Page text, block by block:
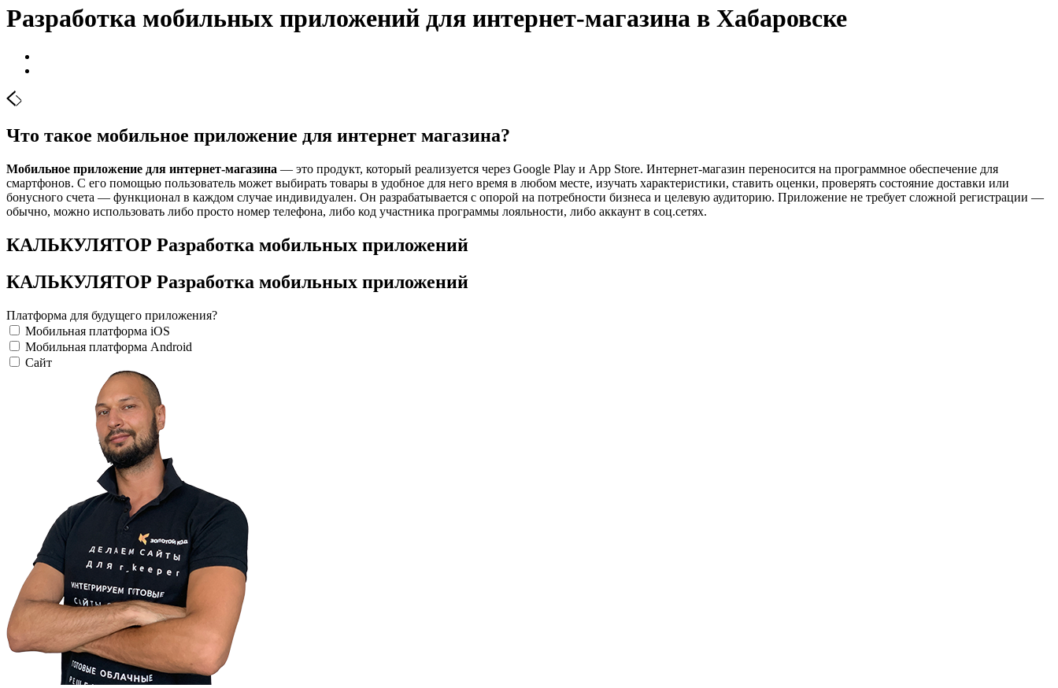
Разработка мобильных приложений для интернет-магазина в Хабаровске
Что такое мобильное приложение для интернет магазина?
Мобильное приложение для интернет-магазина — это продукт, который реализуется через Google Play и App Store. Интернет-магазин переносится на программное обеспечение для
смартфонов. С его помощью пользователь может выбирать товары в удобное для него время в любом месте, изучать характеристики, ставить оценки, проверять состояние доставки или
бонусного счета — функционал в каждом случае индивидуален. Он разрабатывается с опорой на потребности бизнеса и целевую аудиторию. Приложение не требует сложной регистрации —
обычно, можно использовать либо просто номер телефона, либо код участника программы лояльности, либо аккаунт в соц.сетях.
КАЛЬКУЛЯТОР Разработка мобильных приложений
КАЛЬКУЛЯТОР Разработка мобильных приложений
Платформа для будущего приложения?
Мобильная платформа iOS
Мобильная платформа Android
Сайт